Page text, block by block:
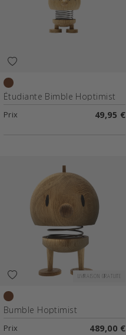
Chêne
Étudiante Bimble Hoptimist
Prix 49,95 €
LIVRAISON GRATUITE
Chêne
Bumble Hoptimist
Prix 489,00 €